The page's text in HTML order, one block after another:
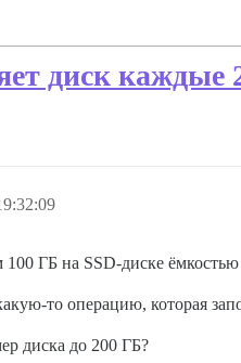
диск каждые
ГБ на SSD-диске
то операцию, которая
диска до 200 ГБ?